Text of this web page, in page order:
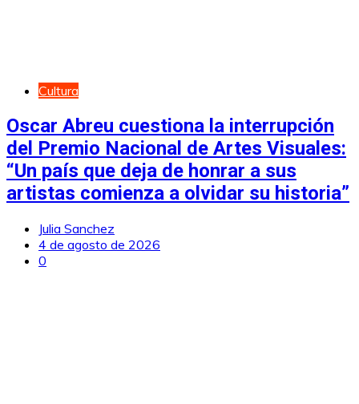
Cultura
Oscar Abreu cuestiona la interrupción
del Premio Nacional de Artes Visuales:
“Un país que deja de honrar a sus
artistas comienza a olvidar su historia”
Julia Sanchez
4 de agosto de 2026
0